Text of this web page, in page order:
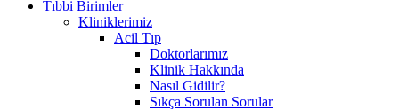
Tıbbi Birimler
Kliniklerimiz
Acil Tıp
Doktorlarımız
Klinik Hakkında
Nasıl Gidilir?
Sıkça Sorulan Sorular